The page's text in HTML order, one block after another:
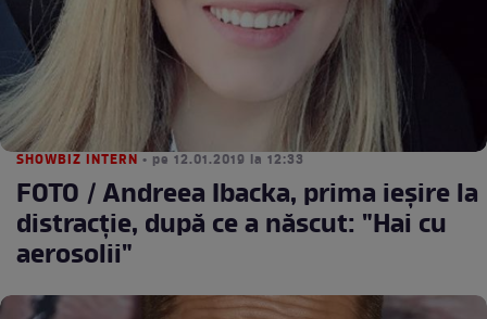
SHOWBIZ INTERN • pe 12.01.2019 la 12:33
FOTO / Andreea Ibacka, prima ieșire la
distracție, după ce a născut: "Hai cu
aerosolii"